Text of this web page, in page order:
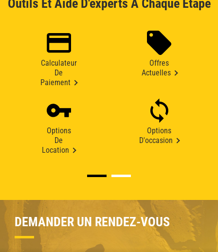
Outils Et Aide D'experts À Chaque Étape
Calculateur
De
Paiement
Offres
Actuelles
Options
De
Location
Options
D'occasion
DEMANDER UN RENDEZ-VOUS